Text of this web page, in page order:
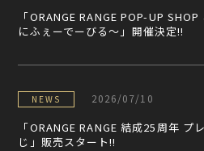
「ORANGE RANGE POP-UP
にふぇーでーびる～」開催決定!!
NEWS 2026/07/10
「ORANGE RANGE 結成25周年 プ
じ」販売スタート!!